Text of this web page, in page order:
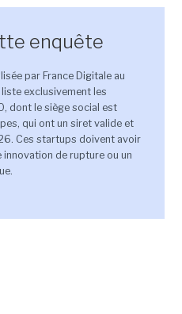
enquête
par France Digitale au
exclusivement les
dont le siège social est
qui ont un siret valide et
Ces startups doivent avoir
innovation de rupture ou un